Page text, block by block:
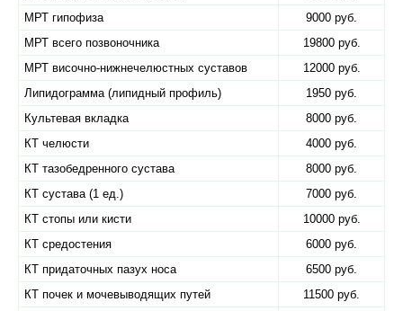
МРТ гипофиза
9000 руб.
МРТ всего позвоночника
19800 руб.
МРТ височно-нижнечелюстных суставов
12000 руб.
Липидограмма (липидный профиль)
1950 руб.
Культевая вкладка
8000 руб.
КТ челюсти
4000 руб.
КТ тазобедренного сустава
8000 руб.
КТ сустава (1 ед.)
7000 руб.
КТ стопы или кисти
10000 руб.
КТ средостения
6000 руб.
КТ придаточных пазух носа
6500 руб.
КТ почек и мочевыводящих путей
11500 руб.